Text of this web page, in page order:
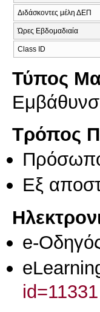
Διδάσκοντες μέλη ΔΕΠ
Ώρες Εβδομαδιαία
Class ID
Τύπος
Τρόπος
Eξ
e-
id=11331